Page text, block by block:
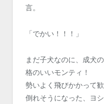
言。
「でかい！！！」
まだ子犬なのに、成犬
格のいいモンティ！
勢いよく飛びかかって
倒れそうになった、ヨシ